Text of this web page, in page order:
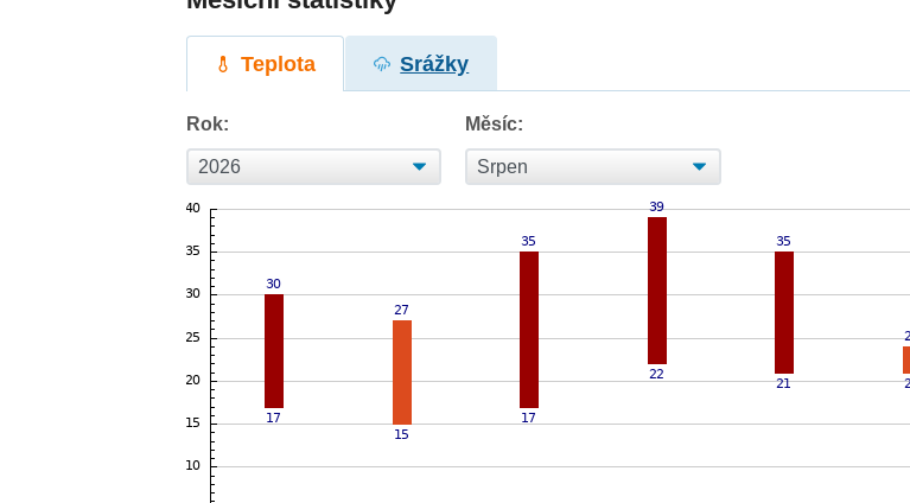
Teplota Srážky
Rok: Měsíc: